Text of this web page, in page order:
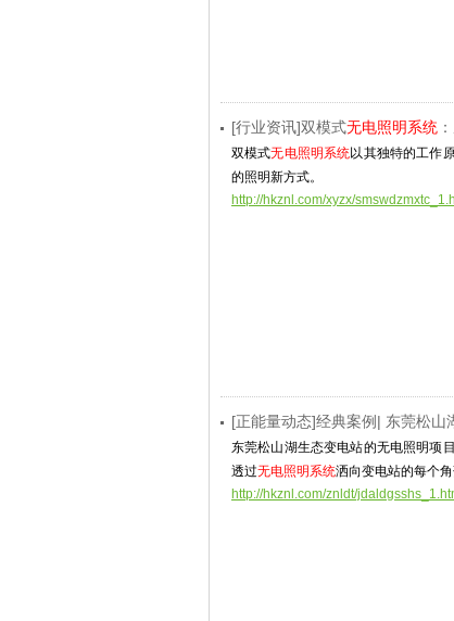
[行业资讯]双模式无电照明系统
双模式无电照明系统以其独特的工作
的照明新方式。
http://hkznl.com/xyzx/
[正能量动态]经典案例| 东莞松山
东莞松山湖生态变电站的无电照明项
透过无电照明系统洒向变电站的每个
http://hkznl.com/znldt/